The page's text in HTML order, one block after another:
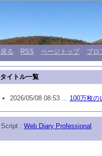
戻る RSS ページトップ プロ
タイトル一覧
2026/05/08 08:53 ... 100万枚の
Script : Web Diary Professional